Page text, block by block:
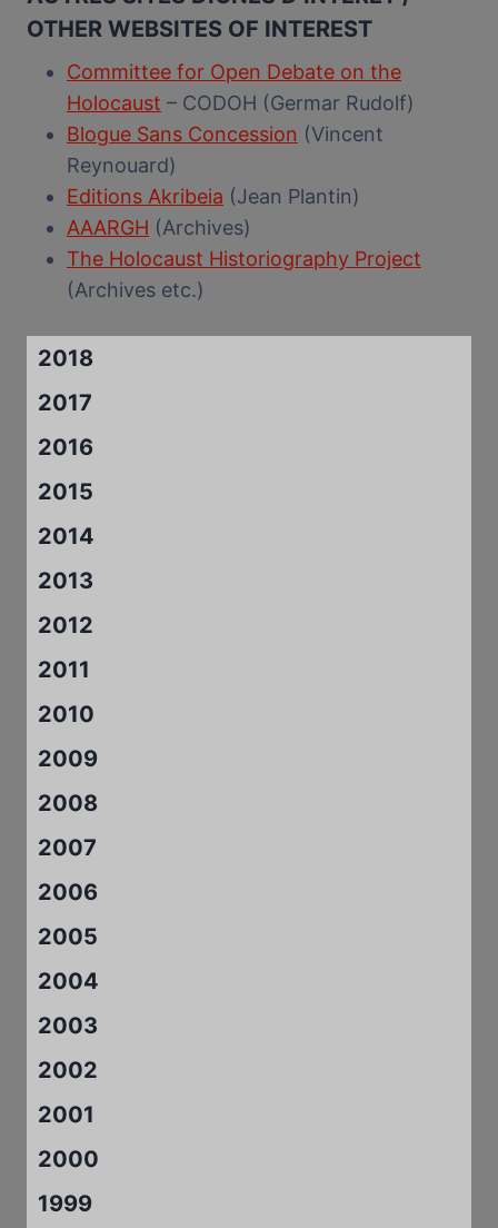
OTHER WEBSITES OF INTEREST
Committee for Open Debate on the
Holocaust – CODOH (Germar Rudolf)
Blogue Sans Concession (Vincent
Reynouard)
Editions Akribeia (Jean Plantin)
AAARGH (Archives)
The Holocaust Historiography Project
(Archives etc.)
2018
2017
2016
2015
2014
2013
2012
2011
2010
2009
2008
2007
2006
2005
2004
2003
2002
2001
2000
1999